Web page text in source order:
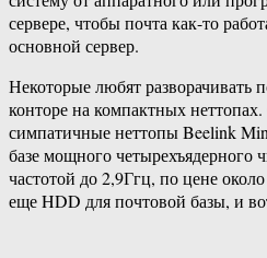
сервере, чтобы почта как-то
основной сервер.
Некоторые любят разворачивать
конторе на компактных
симпатичные неттопы Beelink
базе мощного четырехъядерного
частотой до 2,9Ггц, по цене
еще HDD для почтовой базы, и